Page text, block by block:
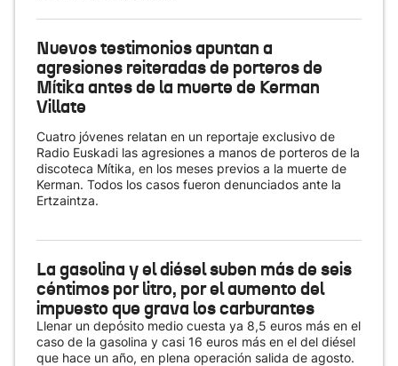
Nuevos testimonios apuntan a
agresiones reiteradas de porteros de
Mítika antes de la muerte de Kerman
Villate
Cuatro jóvenes relatan en un reportaje exclusivo de
Radio Euskadi las agresiones a manos de porteros de la
discoteca Mítika, en los meses previos a la muerte de
Kerman. Todos los casos fueron denunciados ante la
Ertzaintza.
La gasolina y el diésel suben más de seis
céntimos por litro, por el aumento del
impuesto que grava los carburantes
Llenar un depósito medio cuesta ya 8,5 euros más en el
caso de la gasolina y casi 16 euros más en el del diésel
que hace un año, en plena operación salida de agosto.